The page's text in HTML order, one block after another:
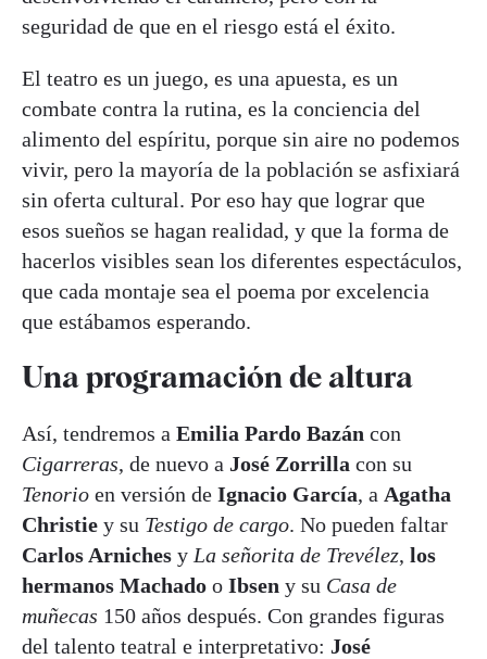
seguridad de que en el riesgo está el éxito.
El teatro es un juego, es una apuesta, es un
combate contra la rutina, es la conciencia del
alimento del espíritu, porque sin aire no podemos
vivir, pero la mayoría de la población se asfixiará
sin oferta cultural. Por eso hay que lograr que
esos sueños se hagan realidad, y que la forma de
hacerlos visibles sean los diferentes espectáculos,
que cada montaje sea el poema por excelencia
que estábamos esperando.
Una programación de altura
Así, tendremos a Emilia Pardo Bazán con
Cigarreras, de nuevo a José Zorrilla con su
Tenorio en versión de Ignacio García, a Agatha
Christie y su Testigo de cargo. No pueden faltar
Carlos Arniches y La señorita de Trevélez, los
hermanos Machado o Ibsen y su Casa de
muñecas 150 años después. Con grandes figuras
del talento teatral e interpretativo: José